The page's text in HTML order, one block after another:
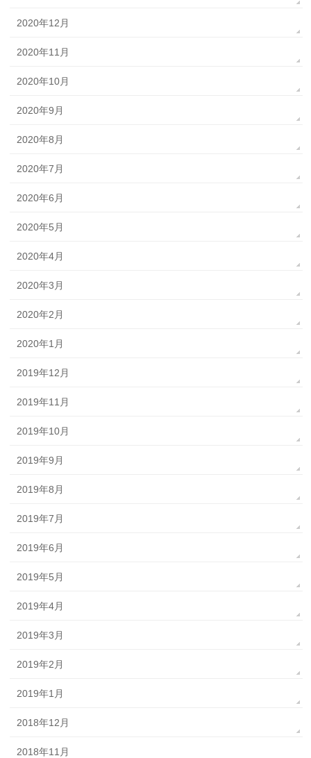
2020年12月
2020年11月
2020年10月
2020年9月
2020年8月
2020年7月
2020年6月
2020年5月
2020年4月
2020年3月
2020年2月
2020年1月
2019年12月
2019年11月
2019年10月
2019年9月
2019年8月
2019年7月
2019年6月
2019年5月
2019年4月
2019年3月
2019年2月
2019年1月
2018年12月
2018年11月